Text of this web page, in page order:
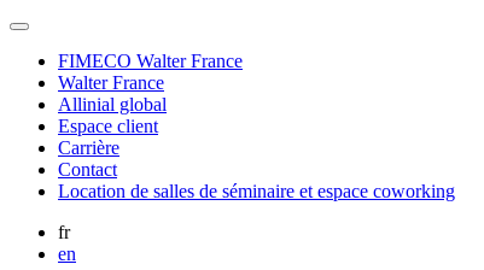
FIMECO Walter France
Walter France
Allinial global
Espace client
Carrière
Contact
Location de salles de séminaire et espace coworking
fr
en